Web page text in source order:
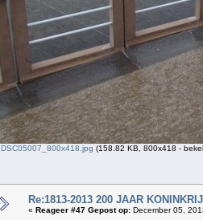
DSC05007_800x418.jpg (158.82 KB, 800x418 -
Re:1813-2013 200 JAAR
« Reageer #47 Gepost op: December 05,